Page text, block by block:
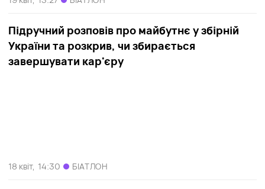
Підручний розповів про майбутнє у збірній
України та розкрив, чи збирається
завершувати кар'єру
18 квіт, 14:30 БІАТЛОН